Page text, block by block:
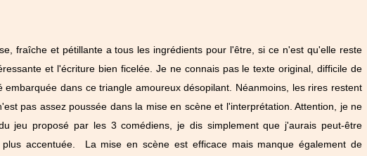
fraîche et pétillante a tous les ingrédients pour l'être, si ce n'est qu'elle reste
et l'écriture bien ficelée. Je ne connais pas le texte original, difficile de
dans ce triangle amoureux désopilant. Néanmoins, les rires restent
pas assez poussée dans la mise en scène et l'interprétation. Attention, je ne
jeu proposé par les 3 comédiens, je dis simplement que j'aurais peut-être
accentuée. La mise en scène est efficace mais manque également de